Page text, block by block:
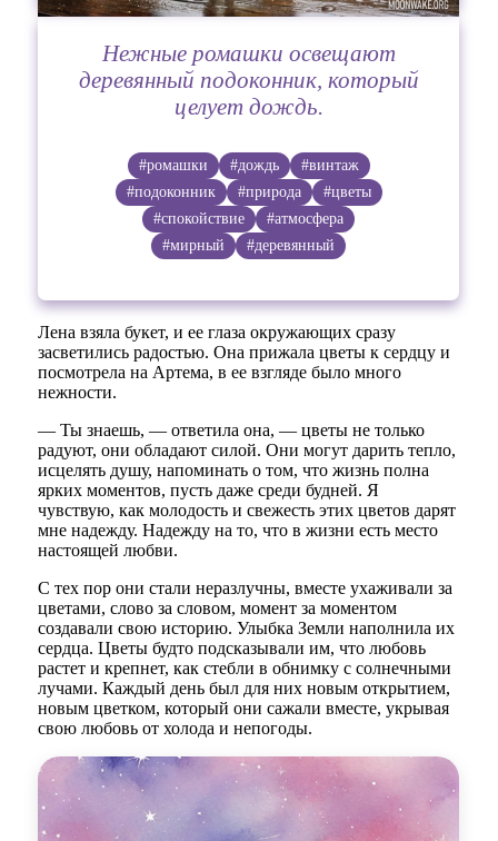
Нежные ромашки освещают
деревянный подоконник, который
целует дождь.
#ромашки #дождь
#винтаж
#подоконник
#природа
#цветы
#спокойствие
#атмосфера
#мирный
#деревянный
Лена взяла букет, и ее глаза окружающих сразу
засветились радостью. Она прижала цветы к сердцу и
посмотрела на Артема, в ее взгляде было много
нежности.
— Ты знаешь, — ответила она, — цветы не только
радуют, они обладают силой. Они могут дарить тепло,
исцелять душу, напоминать о том, что жизнь полна
ярких моментов, пусть даже среди будней. Я
чувствую, как молодость и свежесть этих цветов дарят
мне надежду. Надежду на то, что в жизни есть место
настоящей любви.
С тех пор они стали неразлучны, вместе ухаживали за
цветами, слово за словом, момент за моментом
создавали свою историю. Улыбка Земли наполнила их
сердца. Цветы будто подсказывали им, что любовь
растет и крепнет, как стебли в обнимку с солнечными
лучами. Каждый день был для них новым открытием,
новым цветком, который они сажали вместе, укрывая
свою любовь от холода и непогоды.